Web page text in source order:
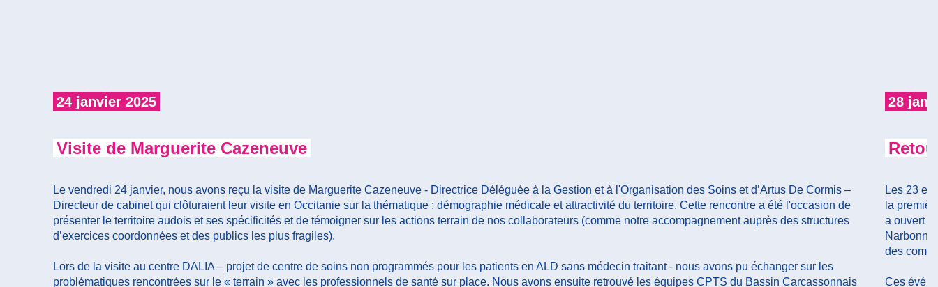
Visite de Marguerite Cazeneuve
24 janvier 2025
Le vendredi 24 janvier, nous avons reçu la visite de Marguerite Cazeneuve - Directrice Déléguée à la Gestion et à l'Organisation des Soins et d’Artus De Cormis –
Directeur de cabinet qui clôturaient leur visite en Occitanie sur la thématique : démographie médicale et attractivité du territoire. Cette rencontre a été l'occasion de
présenter le territoire audois et ses spécificités et de témoigner sur les actions terrain de nos collaborateurs (comme notre accompagnement auprès des structures
d’exercices coordonnées et des publics les plus fragiles).
Lors de la visite au centre DALIA – projet de centre de soins non programmés pour les patients en ALD sans médecin traitant - nous avons pu échanger sur les
problématiques rencontrées sur le « terrain » avec les professionnels de santé sur place. Nous avons ensuite retrouvé les équipes CPTS du Bassin Carcassonnais
28
Les 23 et
la
a ouvert
Narbonne
des
Ces